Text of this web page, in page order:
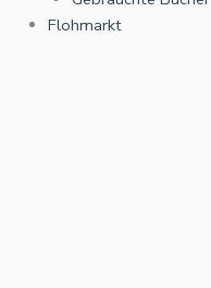
Flohmarkt